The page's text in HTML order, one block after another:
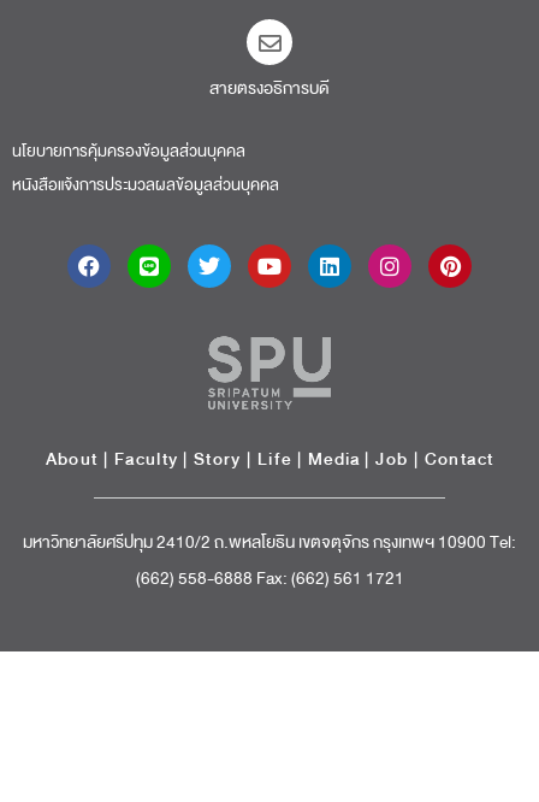
สายตรงอธิการบดี​
นโยบายการคุ้มครองข้อมูลส่วนบุคคล
หนังสือแจ้งการประมวลผลข้อมูลส่วนบุคคล
About | Faculty | Story | Life | Media |Job | Contact
มหาวิทยาลัยศรีปทุม 2410/2 ถ.พหลโยธิน เขตจตุจักร กรุงเทพฯ 10900 Tel:
(662) 558-6888 Fax: (662) 561 1721